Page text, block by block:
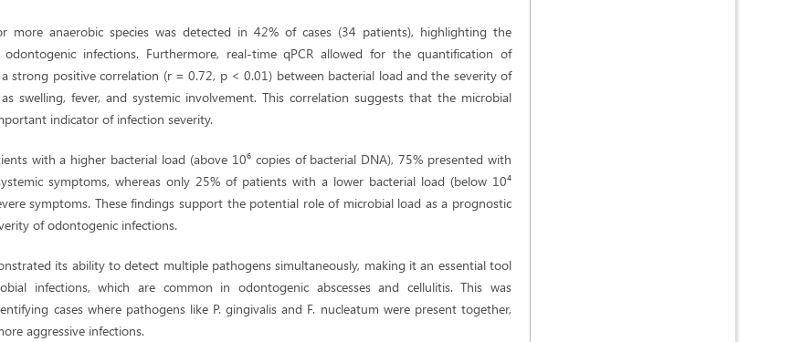
more anaerobic species was detected in 42% of cases (34 patients), highlighting the
infections. Furthermore, real-time qPCR allowed for the quantification of
strong positive correlation (r = 0.72, p < 0.01) between bacterial load and the severity of
swelling, fever, and systemic involvement. This correlation suggests that the microbial
indicator of infection severity.
with a higher bacterial load (above 10⁶ copies of bacterial DNA), 75% presented with
symptoms, whereas only 25% of patients with a lower bacterial load (below 10⁴
symptoms. These findings support the potential role of microbial load as a prognostic
of odontogenic infections.
its ability to detect multiple pathogens simultaneously, making it an essential tool
infections, which are common in odontogenic abscesses and cellulitis. This was
cases where pathogens like P. gingivalis and F. nucleatum were present together,
aggressive infections.